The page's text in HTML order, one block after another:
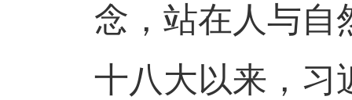
念，站在人与自
十八大以来，习